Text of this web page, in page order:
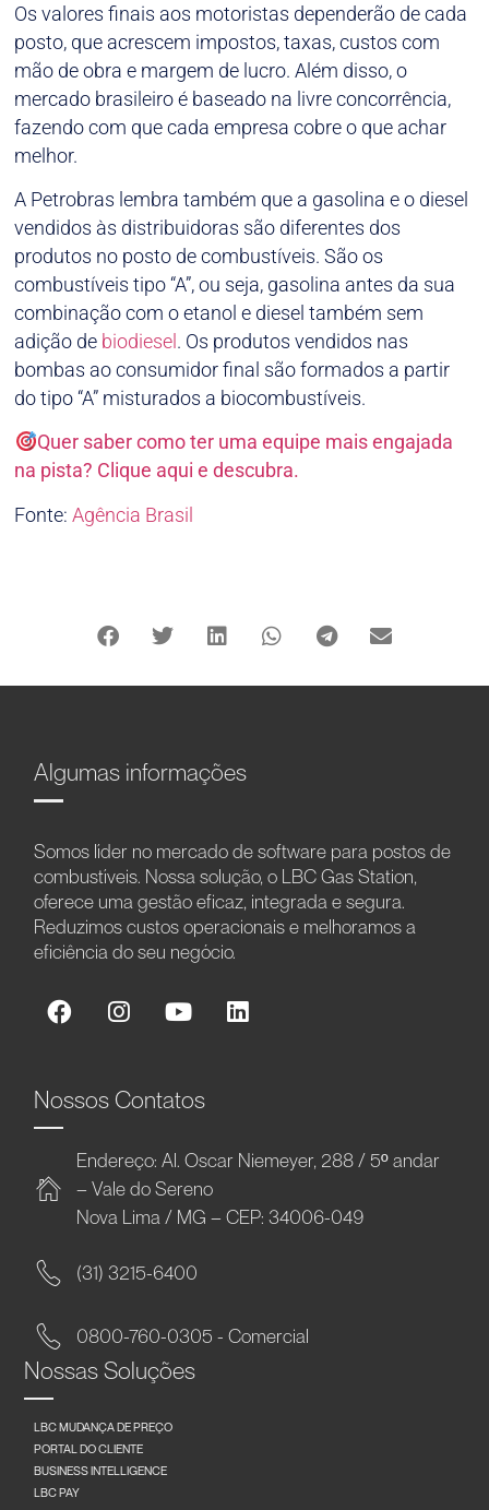
Os valores finais aos motoristas dependerão de cada
posto, que acrescem impostos, taxas, custos com
mão de obra e margem de lucro. Além disso, o
mercado brasileiro é baseado na livre concorrência,
fazendo com que cada empresa cobre o que achar
melhor.
A Petrobras lembra também que a gasolina e o diesel
vendidos às distribuidoras são diferentes dos
produtos no posto de combustíveis. São os
combustíveis tipo “A”, ou seja, gasolina antes da sua
combinação com o etanol e diesel também sem
adição de biodiesel . Os produtos vendidos nas
bombas ao consumidor final são formados a partir
do tipo “A” misturados a biocombustíveis.
Quer saber como ter uma equipe mais engajada
na pista? Clique aqui e descubra.
Fonte:Agência Brasil
Algumas informações
Somos líder no mercado de software para postos de
combustíveis. Nossa solução, o LBC Gas Station,
oferece uma gestão eficaz, integrada e segura.
Reduzimos custos operacionais e melhoramos a
eficiência do seu negócio.
Nossos Contatos
Endereço: Al. Oscar Niemeyer, 288 / 5º andar
– Vale do Sereno
Nova Lima / MG – CEP: 34006-049
(31) 3215-6400
0800-760-0305 - Comercial
Nossas Soluções
LBC MUDANÇA DE PREÇO
PORTAL DO CLIENTE
BUSINESS INTELLIGENCE
LBC PAY